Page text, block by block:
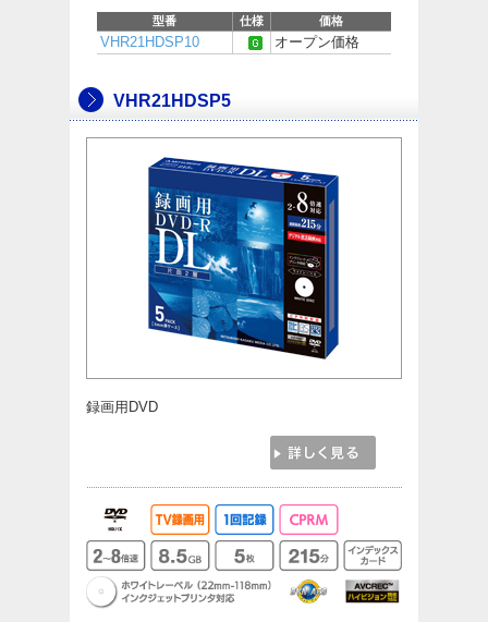
型番 仕様 価格
VHR21HDSP10 オープン価格
VHR21HDSP5
録画用DVD